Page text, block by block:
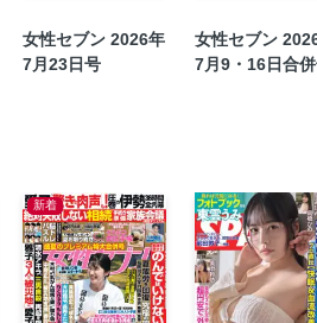
和田秀樹
斎藤幸平
見た目が
老廃物を
名医が明
「がんス
女性セブン 2026年
7月23日号
女性セブン
7月9・16日合
新着